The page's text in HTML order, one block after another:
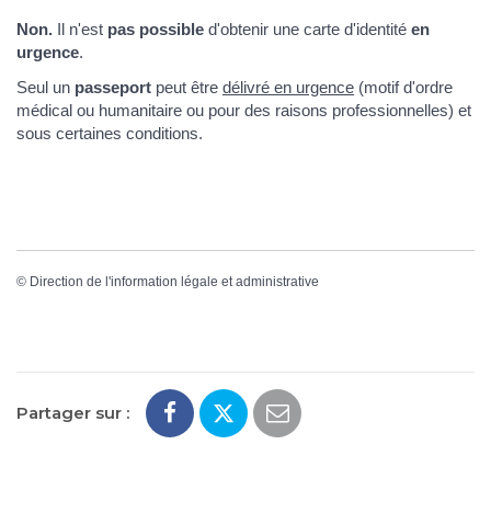
Non. Il n'est pas possible d'obtenir une carte d'identité en
urgence.
Seul un passeport peut être délivré en urgence (motif d'ordre
médical ou humanitaire ou pour des raisons professionnelles) et
sous certaines conditions.
© Direction de l'information légale et administrative
Partager sur :